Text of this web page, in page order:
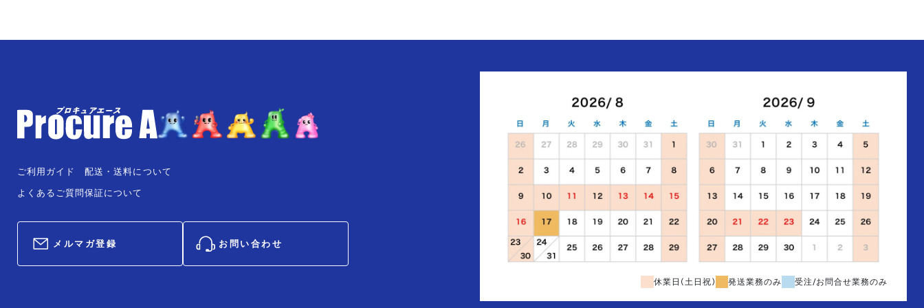
ご利用ガイド
よくあるご質問
配送・送料について
保証について
メルマガ登録 お問い合わせ
休業日(土日祝) 発送業務のみ 受注/お問合せ業務のみ